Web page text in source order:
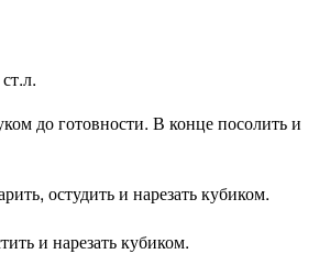
до готовности. В конце посолить и
остудить и нарезать кубиком.
и нарезать кубиком.